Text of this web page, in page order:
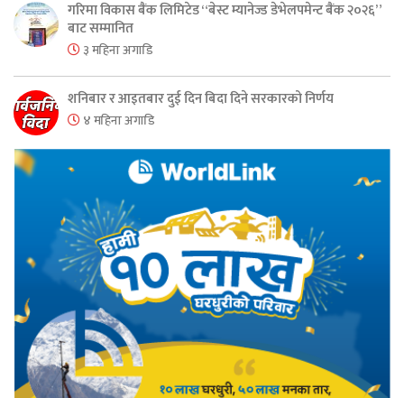
गरिमा विकास बैंक लिमिटेड “बेस्ट म्यानेज्ड डेभेलपमेन्ट बैंक २०२६”
बाट सम्मानित
३ महिना अगाडि
शनिबार र आइतबार दुई दिन बिदा दिने सरकारको निर्णय
४ महिना अगाडि